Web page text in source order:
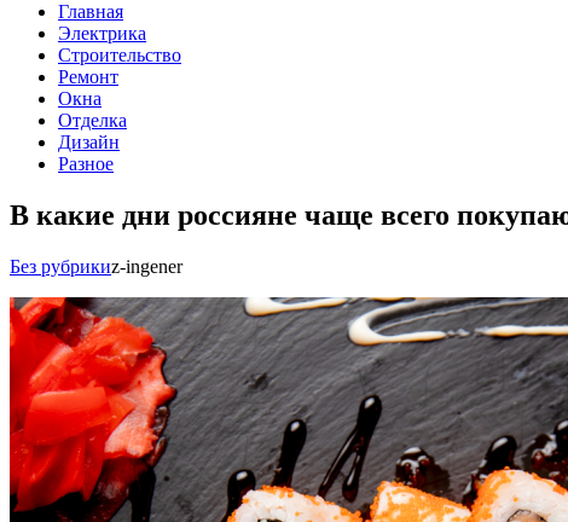
Главная
Электрика
Строительство
Ремонт
Окна
Отделка
Дизайн
Разное
В какие дни россияне чаще всего
Без рубрикиz-ingener